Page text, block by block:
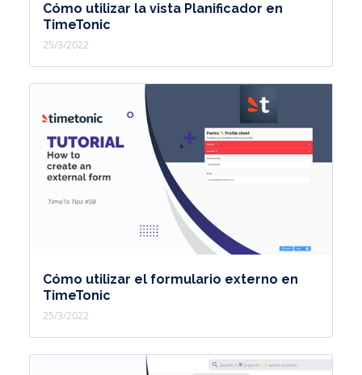
Cómo utilizar la vista Planificador en
TimeTonic
25/3/2022
Cómo utilizar el formulario externo en
TimeTonic
25/3/2022